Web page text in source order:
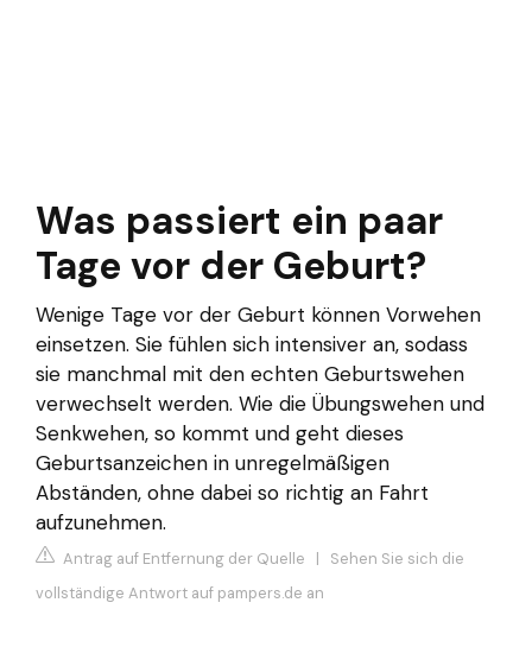
Was passiert ein paar
Tage vor der Geburt?
Wenige Tage vor der Geburt können Vorwehen
einsetzen. Sie fühlen sich intensiver an, sodass
sie manchmal mit den echten Geburtswehen
verwechselt werden. Wie die Übungswehen und
Senkwehen, so kommt und geht dieses
Geburtsanzeichen in unregelmäßigen
Abständen, ohne dabei so richtig an Fahrt
aufzunehmen.
Antrag auf Entfernung der Quelle | Sehen Sie sich die
vollständige Antwort auf pampers.de an